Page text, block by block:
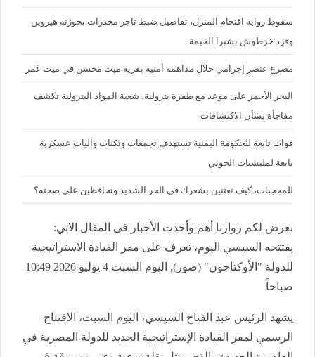
سقوط رواية اقتحام المنزل، تفاصيل ضبط تاجر مخدرات بحوزته هيروين
وفرد خرطوش بشبرا الخيمة
مصرع عنصر إجرامي خلال مداهمة أمنية بقرية ميت محسن في ميت غمر
البحر الأحمر على موعد مع طفرة بترولية، شعبة المواد البترولية تكشف
مفاجأة بشأن الاكتشافات
قوات تابعة للحكومة اليمنية تستهدف تجمعات وثكنات وآليات عسكرية
تابعة لمليشيات الحوثي
للمحجبات، كيف تعتنين بشعرك في الحر الشديد وتحافظين على صحته؟
نعرض لكم زوارنا أهم وأحدث الأخبار فى المقال الاتي:
يفتتحه السيسي اليوم، تعرف على مقر القيادة الاستراتيجية
للدولة "الأوكتاجون" (صور), اليوم السبت 4 يوليو 2026 10:49
صباحاً
يشهد الرئيس عبد الفتاح السيسي، اليوم السبت، الافتتاح
الرسمي لمقر القيادة الإستراتيجية الجديد للدولة المصرية في